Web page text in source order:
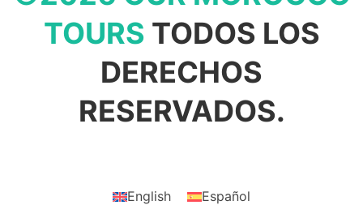
TOURS TODOS LOS
DERECHOS
RESERVADOS.
English Español